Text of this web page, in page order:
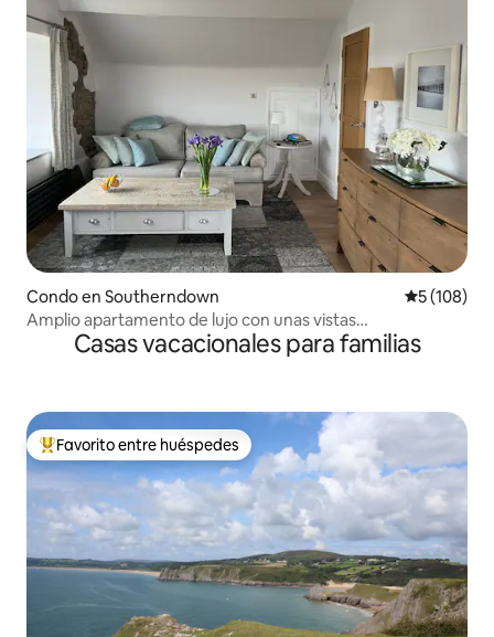
Condo en Southerndown
5 (108)
Amplio apartamento de lujo con unas vistas
impresionantes
Casas vacacionales para familias
Favorito entre huéspedes preferido
Favorito entre huéspedes